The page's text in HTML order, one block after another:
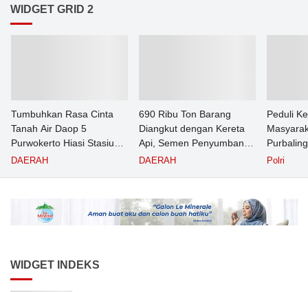
WIDGET GRID 2
Tumbuhkan Rasa Cinta
Tanah Air Daop 5
Purwokerto Hiasi Stasiun
dengan Ornamen
DAERAH
690 Ribu Ton Barang
Diangkut dengan Kereta
Api, Semen Penyumbang
Volume Terbesar
Semester 1 Tahun 2026
DAERAH
Peduli
Pasien
Polri
WIDGET INDEKS